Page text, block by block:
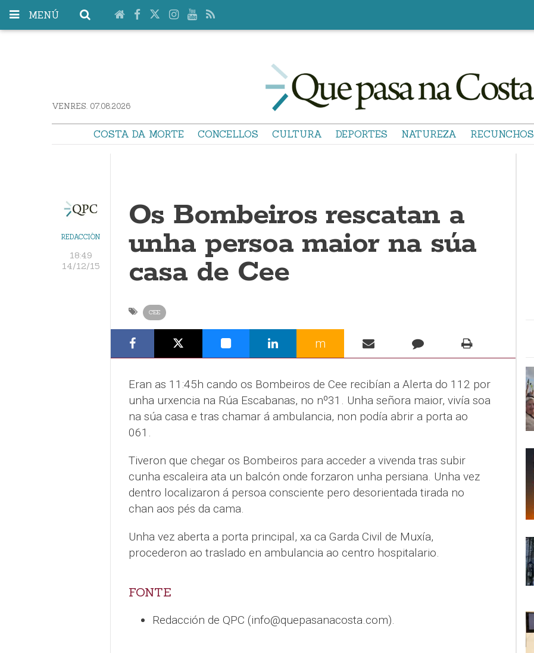
MENÚ
VENRES. 07.08.2026
COSTA DA MORTE CONCELLOS CULTURA DEPORTES NATUREZA RECUNCHOS
REDACCIÓN
18:49
14/12/15
Os Bombeiros rescatan a
unha persoa maior na súa
casa de Cee
CEE
m
Eran as 11:45h cando os Bombeiros de Cee recibían a Alerta do 112 por
unha urxencia na Rúa Escabanas, no nº31. Unha señora maior, vivía soa
na súa casa e tras chamar á ambulancia, non podía abrir a porta ao
061.
Tiveron que chegar os Bombeiros para acceder a vivenda tras subir
cunha escaleira ata un balcón onde forzaron unha persiana. Unha vez
dentro localizaron á persoa consciente pero desorientada tirada no
chan aos pés da cama.
Unha vez aberta a porta principal, xa ca Garda Civil de Muxía,
procederon ao traslado en ambulancia ao centro hospitalario.
FONTE
Redacción de QPC (info@quepasanacosta.com).